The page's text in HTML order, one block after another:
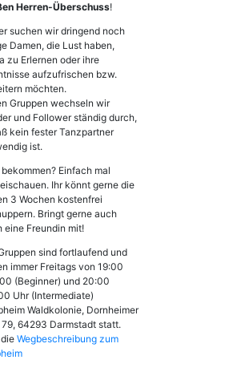
Herren-Überschuss!
suchen wir dringend noch
Damen, die Lust haben,
zu Erlernen oder ihre
aufzufrischen bzw.
möchten.
Gruppen wechseln wir
und Follower ständig durch,
kein fester Tanzpartner
ist.
Einfach mal
Ihr könnt gerne die
3 Wochen kostenfrei
Bringt gerne auch
eine Freundin mit!
sind fortlaufend und
immer Freitags von 19:00
(Beginner) und 20:00
Uhr (Intermediate)
Waldkolonie, Dornheimer
79, 64293 Darmstadt statt.
dieWegbeschreibung zum